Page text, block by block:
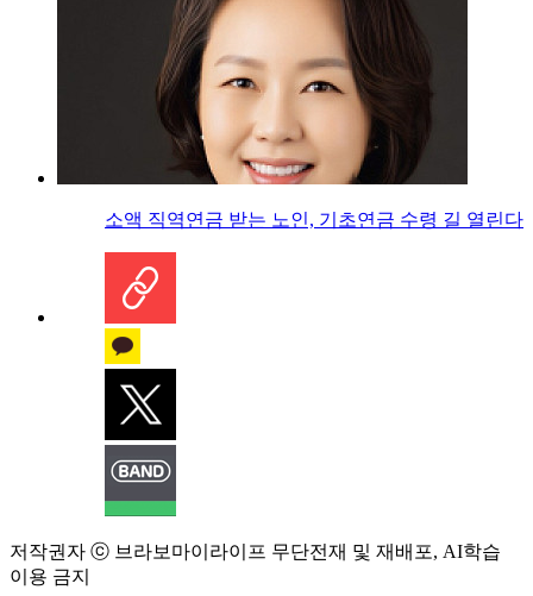
소액 직역연금 받는 노인, 기초연금 수령 길 열린다
저작권자 ⓒ 브라보마이라이프 무단전재 및 재배포, AI학습
이용 금지